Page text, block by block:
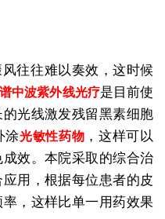
往往难以奏效，这时候
中波紫外线光疗是目前使
光线激发残留黑素细胞
涂光敏性药物 ，这样可以
效。本院采取的综合治
用，根据每位患者的皮
，这样比单一用药效果